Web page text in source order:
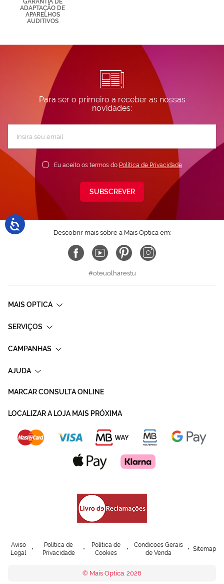
GARANTIA DE
ADAPTAÇÃO DE
APARELHOS
AUDITIVOS
Para ser o primeiro a receber as nossas
novidades:
Newsletter:
Eu aceito os termos do Política de Privacidade
SUBSCREVER
Descobrir mais sobre a Mais Optica em:
#oteuolharestu
MAIS OPTICA
SERVIÇOS
CAMPANHAS
AJUDA
MARCAR CONSULTA ONLINE
LOCALIZAR A LOJA MAIS PRÓXIMA
Aviso
Legal
Política de
Privacidade
Política de
Cookies
Condicoes Gerais
de Venda
Sitemap
© Mais Optica. 2026